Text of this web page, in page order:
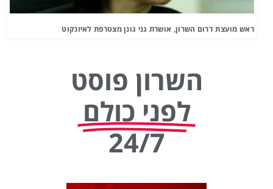
ראש מועצת דרום השרון, אושרת גני גונן מצטרפת לאיזנקוט
השרון פוסט
לפני כולם
24/7